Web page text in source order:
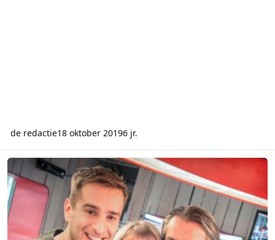
de redactie18 oktober 20196 jr.
Qmusic opnieuw tweede grootste zender in Vlaanderen